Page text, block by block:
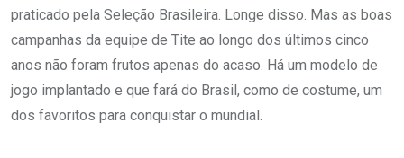
praticado pela Seleção Brasileira. Longe disso. Mas as boas
campanhas da equipe de Tite ao longo dos últimos cinco
anos não foram frutos apenas do acaso. Há um modelo de
jogo implantado e que fará do Brasil, como de costume, um
dos favoritos para conquistar o mundial.